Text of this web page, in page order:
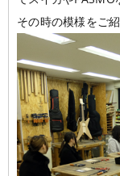
メッセージ
学科・コース紹
入学案内
募集要項
学費サポート
よくある質問
就職進路指導
就職進路指導
スペシャル
各校紹介
スタッフ紹介
生徒作品紹介
その時の模様をご